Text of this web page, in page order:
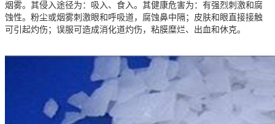
烟雾。其侵入途径为：吸入、食入。其健康危害为：有强烈刺激和腐
蚀性。粉尘或烟雾刺激眼和呼吸道，腐蚀鼻中隔；皮肤和眼直接接触
可引起灼伤；误服可造成消化道灼伤，粘膜糜烂、出血和休克。